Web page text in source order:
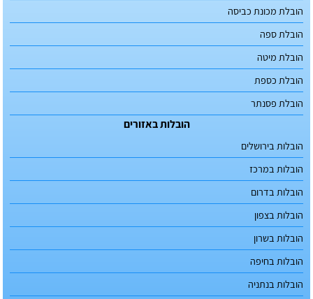
הובלת מכונת כביסה
הובלת ספה
הובלת מיטה
הובלת כספת
הובלת פסנתר
הובלות באזורים
הובלות בירושלים
הובלות במרכז
הובלות בדרום
הובלות בצפון
הובלות בשרון
הובלות בחיפה
הובלות בנתניה